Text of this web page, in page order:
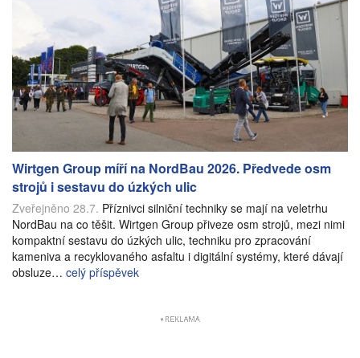
Wirtgen Group míří na NordBau 2026. Předvede osm
strojů i sestavu do úzkých ulic
Zveřejněno 28.7. Příznivci silniční techniky se mají na veletrhu
NordBau na co těšit. Wirtgen Group přiveze osm strojů, mezi nimi
kompaktní sestavu do úzkých ulic, techniku pro zpracování
kameniva a recyklovaného asfaltu i digitální systémy, které dávají
obsluze… celý příspěvek